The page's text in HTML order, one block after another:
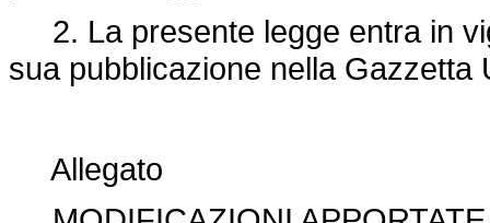
2. La presente legge entra in
sua pubblicazione nella Gazzetta
Allegato